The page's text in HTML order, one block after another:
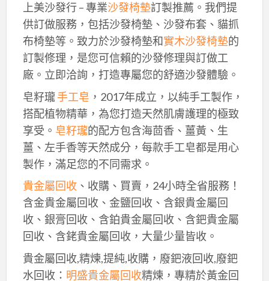
上美沙發行 – 專業沙發椅墊訂製推薦。我們提
供訂做服務，包括沙發椅墊、沙發布套、貓抓
布椅墊等。致力於沙發椅墊和實木沙發椅墊的
訂製修理，是您可信賴的沙發修理與訂做工
廠。立即洽詢，打造專屬您的舒適沙發體驗。
皂籽瓏手工皂 ，2017年成立，以純手工製作，
搭配植物精華，為您打造天然肌膚護理的極致
享受。 皂籽瓏的配方包含海茴香、薑黃、生
薑、左手香等天然成分，每款手工皂都是用心
製作，滿足您的不同需求。
貴金屬回收、收購、買賣，24小時全省服務！
含金貴金屬回收、金鹽回收、含銀貴金屬回
收、銀膏回收、含鉑貴金屬回收、含鈀貴金屬
回收、含銠貴金屬回收，大量少量皆收。
貴金屬回收,精煉,提純,收購，廢鈀液回收,廢鈀
水回收： 明盛貴金屬回收精煉，專精於黃金回